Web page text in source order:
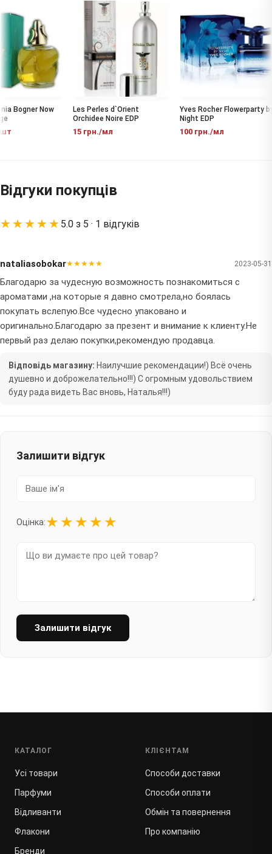
Bogner Now
Les Perles d`Orient
Orchidee Noire EDP
15 грн./мл
Yves Rocher Flowerparty by
Night EDP
100 грн./мл
Відгуки покупців
★★★★★ 5.0 з 5 · 1 відгуків
nataliasobokar★★★★★ 2023-05-31
Благодарю за чудесную возможность познакомиться с
ароматами ,на которые я давно смотрела,но боялась
покупать вслепую.Все чудесно упаковано и
оригинально.Благодарю за презент и внимание к клиенту.Не
первый раз делаю покупки,рекомендую продавца.
Відповідь магазину: Наилучшие рекомендации!) Всё очень
душевно и доброжелательно!!!) С огромным удовольствием
буду рада видеть Вас вновь, Наталья!!!)
Залишити відгук
Оцінка:★ ★ ★ ★ ★
Залишити відгук
КАТАЛОГ
Усі товари
Парфуми
Відливанти
Флакони
Бренди
КЛІЄНТАМ
Способи доставки
Способи оплати
Обмін та повернення
Про компанію